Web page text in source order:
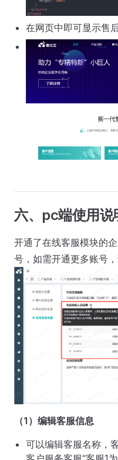
在网页中即可显示售
六、pc端使用说
开通了在线客服模块的
号，如需开通更多账号
（1）编辑客服信息
可以编辑客服名称，